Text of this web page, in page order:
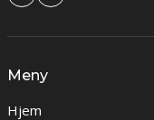
Meny
Hjem